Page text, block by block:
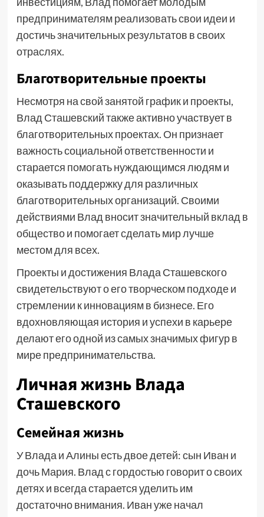
предпринимателям реализовать свои идеи и
достичь значительных результатов в своих
отраслях.
Благотворительные проекты
Несмотря на свой занятой график и проекты,
Влад Сташевский также активно участвует в
благотворительных проектах. Он признает
важность социальной ответственности и
старается помогать нуждающимся людям и
оказывать поддержку для различных
благотворительных организаций. Своими
действиями Влад вносит значительный вклад в
общество и помогает сделать мир лучше
местом для всех.
Проекты и достижения Влада Сташевского
свидетельствуют о его творческом подходе и
стремлении к инновациям в бизнесе. Его
вдохновляющая история и успехи в карьере
делают его одной из самых значимых фигур в
мире предпринимательства.
Личная жизнь Влада
Сташевского
Семейная жизнь
У Влада и Алины есть двое детей: сын Иван и
дочь Мария. Влад с гордостью говорит о своих
детях и всегда старается уделить им
достаточно внимания. Иван уже начал